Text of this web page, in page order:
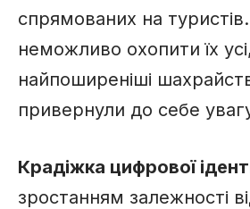
спрямованих на
неможливо охопити їх
найпоширеніші
привернули до себе
Крадіжка цифрової
зростанням залежності